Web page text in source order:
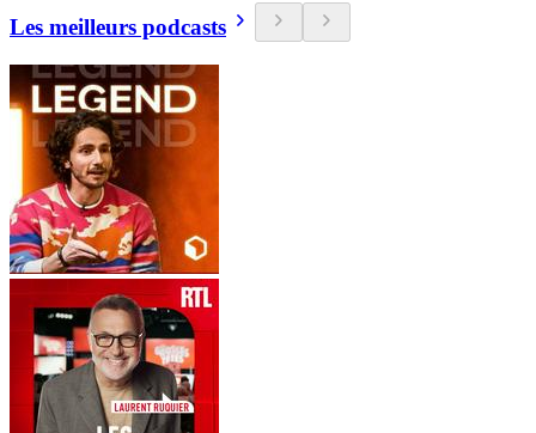
Les meilleurs podcasts